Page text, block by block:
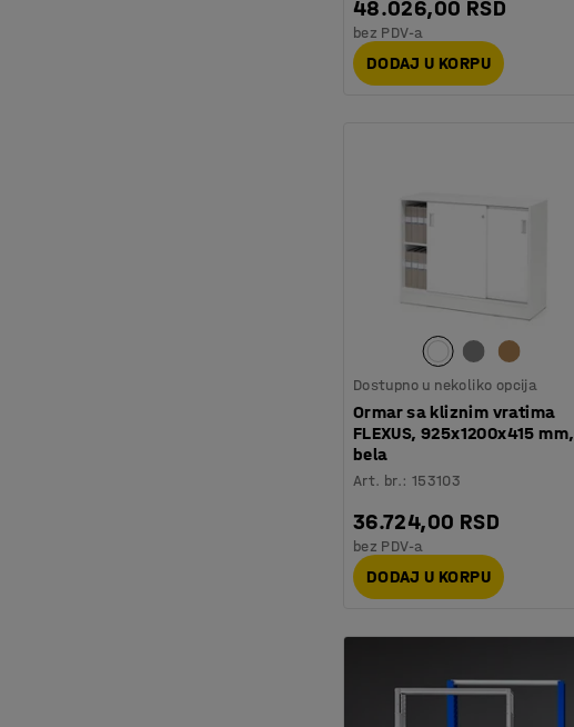
48.026,00 RSD
bez PDV-a
DODAJ U KORPU
Dostupno u nekoliko opcija
Ormar sa kliznim vratima
FLEXUS, 925x1200x415 mm,
bela
Art. br.: 153103
36.724,00 RSD
bez PDV-a
DODAJ U KORPU